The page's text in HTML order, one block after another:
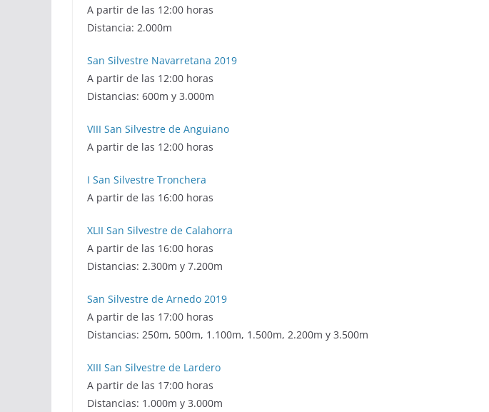
A partir de las 12:00 horas
Distancia: 2.000m
San Silvestre Navarretana 2019
A partir de las 12:00 horas
Distancias: 600m y 3.000m
VIII San Silvestre de Anguiano
A partir de las 12:00 horas
I San Silvestre Tronchera
A partir de las 16:00 horas
XLII San Silvestre de Calahorra
A partir de las 16:00 horas
Distancias: 2.300m y 7.200m
San Silvestre de Arnedo 2019
A partir de las 17:00 horas
Distancias: 250m, 500m, 1.100m, 1.500m, 2.200m y 3.500m
XIII San Silvestre de Lardero
A partir de las 17:00 horas
Distancias: 1.000m y 3.000m